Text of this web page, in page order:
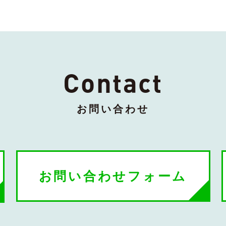
Contact
お問い合わせ
お問い合わせフォーム